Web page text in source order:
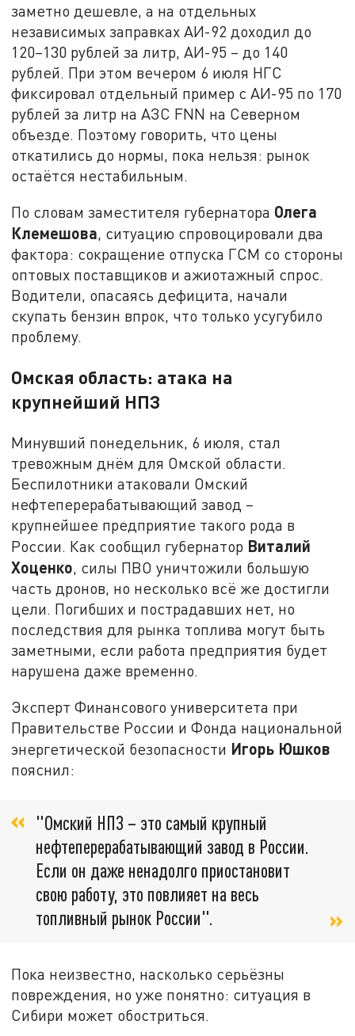
заметно дешевле, а на отдельных
независимых заправках АИ-92 доходил до
120–130 рублей за литр, АИ-95 – до 140
рублей. При этом вечером 6 июля НГС
фиксировал отдельный пример с АИ-95 по 170
рублей за литр на АЗС FNN на Северном
объезде. Поэтому говорить, что цены
откатились до нормы, пока нельзя: рынок
остаётся нестабильным.
По словам заместителя губернатора Олега
Клемешова, ситуацию спровоцировали два
фактора: сокращение отпуска ГСМ со стороны
оптовых поставщиков и ажиотажный спрос.
Водители, опасаясь дефицита, начали
скупать бензин впрок, что только усугубило
проблему.
Омская область: атака на
крупнейший НПЗ
Минувший понедельник, 6 июля, стал
тревожным днём для Омской области.
Беспилотники атаковали Омский
нефтеперерабатывающий завод –
крупнейшее предприятие такого рода в
России. Как сообщил губернатор Виталий
Хоценко, силы ПВО уничтожили большую
часть дронов, но несколько всё же достигли
цели. Погибших и пострадавших нет, но
последствия для рынка топлива могут быть
заметными, если работа предприятия будет
нарушена даже временно.
Эксперт Финансового университета при
Правительстве России и Фонда национальной
энергетической безопасности Игорь Юшков
пояснил:
"Омский НПЗ – это самый крупный
нефтеперерабатывающий завод в России.
Если он даже ненадолго приостановит
свою работу, это повлияет на весь
топливный рынок России".
Пока неизвестно, насколько серьёзны
повреждения, но уже понятно: ситуация в
Сибири может обостриться.